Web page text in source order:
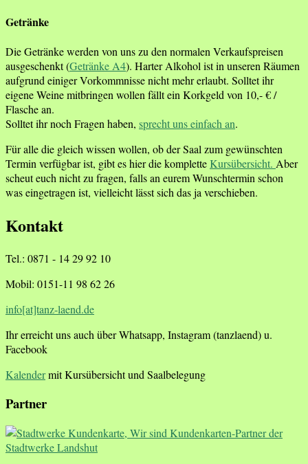
Getränke
Die Getränke werden von uns zu den normalen Verkaufspreisen
ausgeschenkt (Getränke A4). Harter Alkohol ist in unseren Räumen
aufgrund einiger Vorkommnisse nicht mehr erlaubt. Solltet ihr
eigene Weine mitbringen wollen fällt ein Korkgeld von 10,- € /
Flasche an.
Solltet ihr noch Fragen haben, sprecht uns einfach an.
Für alle die gleich wissen wollen, ob der Saal zum gewünschten
Termin verfügbar ist, gibt es hier die kompletteKursübersicht. Aber
scheut euch nicht zu fragen, falls an eurem Wunschtermin schon
was eingetragen ist, vielleicht lässt sich das ja verschieben.
Kontakt
Tel.: 0871 - 14 29 92 10
Mobil: 0151-11 98 62 26
info[at]tanz-laend.de
Ihr erreicht uns auch über Whatsapp, Instagram (tanzlaend) u.
Facebook
Kalendermit Kursübersicht und Saalbelegung
Partner